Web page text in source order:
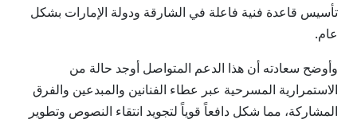
تأسيس قاعدة فنية فاعلة في الشارقة ودولة الإمارات بشكل
عام.
وأوضح سعادته أن هذا الدعم المتواصل أوجد حالة من
الاستمرارية المسرحية عبر عطاء الفنانين والمبدعين والفرق
المشاركة، مما شكل دافعاً قوياً لتجويد انتقاء النصوص وتطوير